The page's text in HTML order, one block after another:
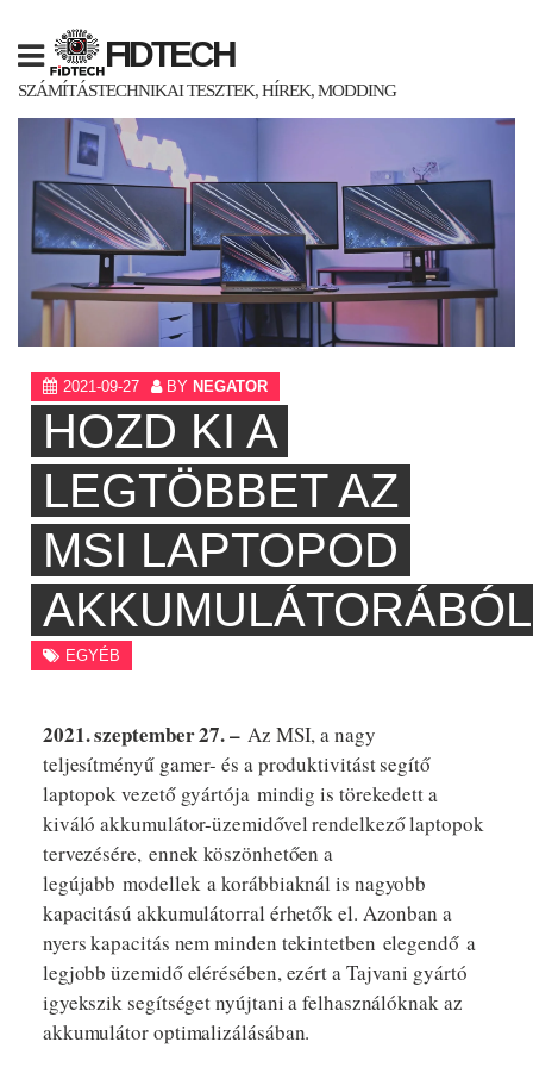
content
FIDTECH
SZÁMÍTÁSTECHNIKAI TESZTEK, HÍREK, MODDING
2021-09-27 BY NEGATOR
HOZD KI A
LEGTÖBBET AZ
MSI LAPTOPOD
EGYÉB
2021. szeptember 27. – Az MSI, a nagy
teljesítményű gamer- és a produktivitást segítő
laptopok vezető gyártója mindig is törekedett a
kiváló akkumulátor-üzemidővel rendelkező laptopok
tervezésére, ennek köszönhetően a
legújabb modellek a korábbiaknál is nagyobb
kapacitású akkumulátorral érhetők el. Azonban a
nyers kapacitás nem minden tekintetben elegendő a
legjobb üzemidő elérésében, ezért a Tajvani gyártó
igyekszik segítséget nyújtani a felhasználóknak az
akkumulátor optimalizálásában.